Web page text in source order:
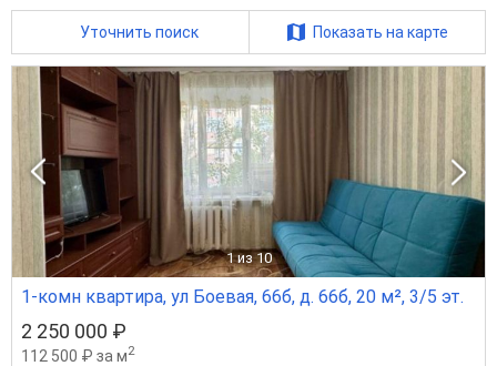
Уточнить поиск Показать на карте
1 из 10
1-комн квартира, ул Боевая, 66б, д. 66б, 20 м², 3/5 эт.
2 250 000 ₽
112 500 ₽ за м2